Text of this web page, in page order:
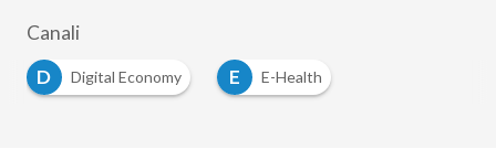
Canali
D
Digital Economy E E-Health